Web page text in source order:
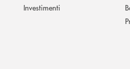
Investimenti